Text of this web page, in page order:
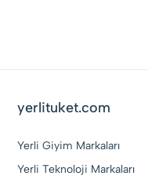
yerlituket.com
Yerli Giyim Markaları
Yerli Teknoloji Markaları